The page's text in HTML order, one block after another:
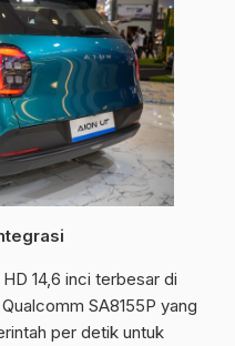
14,6 inci terbesar di
SA8155P yang
per detik untuk